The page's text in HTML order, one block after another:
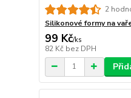
2
Silikonové formy na
99 Kč/ks
82 Kč bez DPH